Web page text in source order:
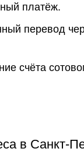
платёж.
перевод
счёта
в Санкт-